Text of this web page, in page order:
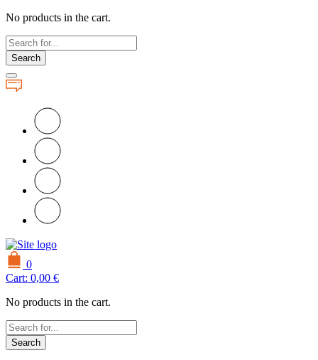
No products in the cart.
Search
0
Cart: 0,00 €
No products in the cart.
Search